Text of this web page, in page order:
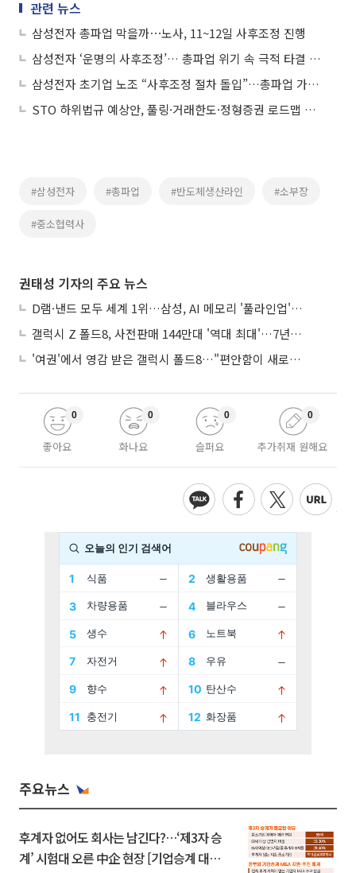
관련 뉴스
삼성전자 총파업 막을까⋯노사, 11~12일 사후조정 진행
삼성전자 ‘운명의 사후조정’… 총파업 위기 속 극적 타결 이뤄낼까
삼성전자 초기업 노조 “사후조정 절차 돌입”…총파업 가능성도 여전
STO 하위법규 예상안, 풀링·거래한도·정형증권 로드맵 제시
#삼성전자 #총파업 #반도체생산라인 #소부장
#중소협력사
권태성 기자의 주요 뉴스
D램·낸드 모두 세계 1위…삼성, AI 메모리 '풀라인업'으로 승부
갤럭시 Z 폴드8, 사전판매 144만대 '역대 최대'…7년만에 갤노트10 기록 넘어
'여권'에서 영감 받은 갤럭시 폴드8…"편안함이 새로운 디자인 경쟁력"
좋아요
0
화나요
0
슬퍼요
0
추가취재 원해요
0
주요뉴스
후계자 없어도 회사는 남긴다?…‘제3자 승
계’ 시험대 오른 中企 현장 [기업승계 대전